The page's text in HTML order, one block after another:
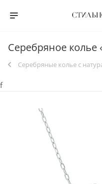
Серебряное колье
Серебряные колье с
f